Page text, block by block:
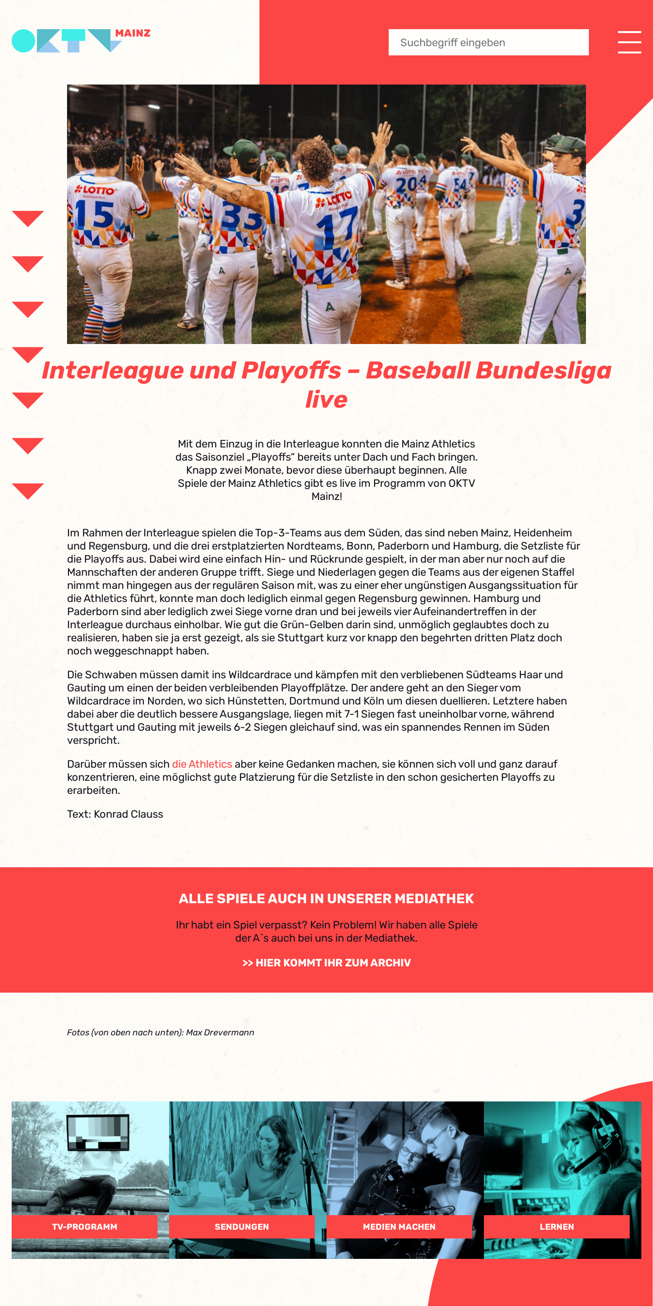
Interleague und Playoffs – Baseball Bundesliga
live
Mit dem Einzug in die Interleague konnten die Mainz Athletics
das Saisonziel „Playoffs“ bereits unter Dach und Fach bringen.
Knapp zwei Monate, bevor diese überhaupt beginnen. Alle
Spiele der Mainz Athletics gibt es live im Programm von OKTV
Mainz!
Im Rahmen der Interleague spielen die Top-3-Teams aus dem Süden, das sind neben Mainz, Heidenheim
und Regensburg, und die drei erstplatzierten Nordteams, Bonn, Paderborn und Hamburg, die Setzliste für
die Playoffs aus. Dabei wird eine einfach Hin- und Rückrunde gespielt, in der man aber nur noch auf die
Mannschaften der anderen Gruppe trifft. Siege und Niederlagen gegen die Teams aus der eigenen Staffel
nimmt man hingegen aus der regulären Saison mit, was zu einer eher ungünstigen Ausgangssituation für
die Athletics führt, konnte man doch lediglich einmal gegen Regensburg gewinnen. Hamburg und
Paderborn sind aber lediglich zwei Siege vorne dran und bei jeweils vier Aufeinandertreffen in der
Interleague durchaus einholbar. Wie gut die Grün-Gelben darin sind, unmöglich geglaubtes doch zu
realisieren, haben sie ja erst gezeigt, als sie Stuttgart kurz vor knapp den begehrten dritten Platz doch
noch weggeschnappt haben.
Die Schwaben müssen damit ins Wildcardrace und kämpfen mit den verbliebenen Südteams Haar und
Gauting um einen der beiden verbleibenden Playoffplätze. Der andere geht an den Sieger vom
Wildcardrace im Norden, wo sich Hünstetten, Dortmund und Köln um diesen duellieren. Letztere haben
dabei aber die deutlich bessere Ausgangslage, liegen mit 7-1 Siegen fast uneinholbar vorne, während
Stuttgart und Gauting mit jeweils 6-2 Siegen gleichauf sind, was ein spannendes Rennen im Süden
verspricht.
Darüber müssen sich die Athleticsaber keine Gedanken machen, sie können sich voll und ganz darauf
konzentrieren, eine möglichst gute Platzierung für die Setzliste in den schon gesicherten Playoffs zu
erarbeiten.
Text: Konrad Clauss
ALLE SPIELE AUCH IN UNSERER MEDIATHEK
Ihr habt ein Spiel verpasst? Kein Problem! Wir haben alle Spiele
der A`s auch bei uns in der Mediathek.
>> HIER KOMMT IHR ZUM ARCHIV
Fotos (von oben nach unten): Max Drevermann
TV-PROGRAMM SENDUNGEN MEDIEN MACHEN LERNEN